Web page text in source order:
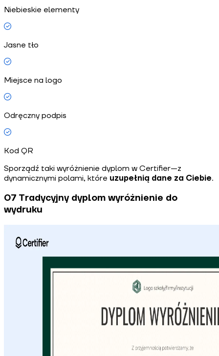
Niebieskie elementy
Jasne tło
Miejsce na logo
Odręczny podpis
Kod QR
Sporządź taki wyróżnienie dyplom w Certifier—z
dynamicznymi polami, które uzupełnią dane za Ciebie.
07 Tradycyjny dyplom wyróżnienie do
wydruku